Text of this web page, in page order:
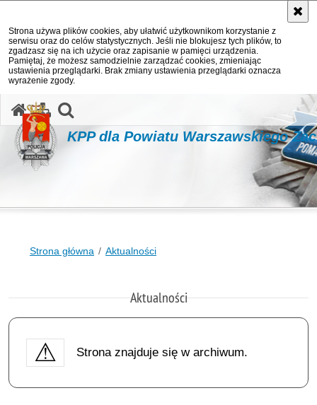
Strona używa plików cookies, aby ułatwić użytkownikom korzystanie z
serwisu oraz do celów statystycznych. Jeśli nie blokujesz tych plików, to
zgadzasz się na ich użycie oraz zapisanie w pamięci urządzenia.
Pamiętaj, że możesz samodzielnie zarządzać cookies, zmieniając
ustawienia przeglądarki. Brak zmiany ustawienia przeglądarki oznacza
wyrażenie zgody.
KPP dla Powiatu Warszawskiego
Strona główna Aktualności
Aktualności
Strona znajduje się w archiwum.